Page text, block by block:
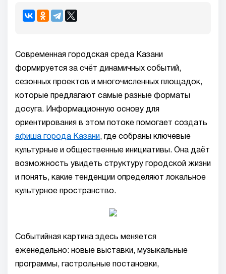
Современная городская среда Казани
формируется за счёт динамичных событий,
сезонных проектов и многочисленных площадок,
которые предлагают самые разные форматы
досуга. Информационную основу для
ориентирования в этом потоке помогает создать
афиша города Казани , где собраны ключевые
культурные и общественные инициативы. Она даёт
возможность увидеть структуру городской жизни
и понять, какие тенденции определяют локальное
культурное пространство.
Событийная картина здесь меняется
еженедельно: новые выставки, музыкальные
программы, гастрольные постановки,